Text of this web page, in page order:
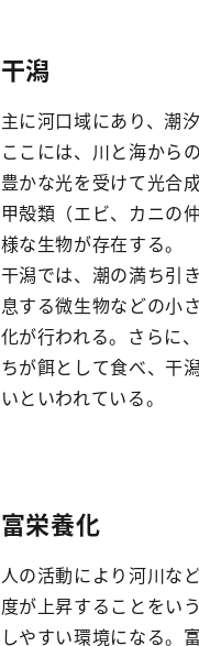
干潟
主に河口域にあり、潮
ここには、川と海から
豊かな光を受けて光合
甲殻類（エビ、カニの
様な生物が存在する。
干潟では、潮の満ち引
息する微生物などの小
化が行われる。さらに
ちが餌として食べ、干
いといわれている。
富栄養化
人の活動により河川な
度が上昇することをい
しやすい環境になる。